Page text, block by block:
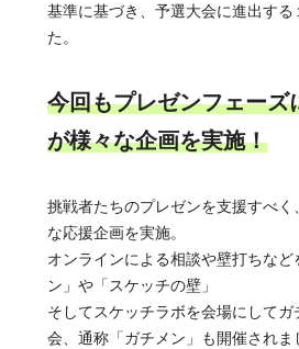
基準に基づき、予選大会に進出する
た。
今回もプレゼンフェーズ
が様々な企画を実施！
挑戦者たちのプレゼンを支援すべく
な応援企画を実施。
オンラインによる相談や壁打ちなど
ン」や「スケッチの壁」
そしてスケッチラボを会場にして
会、通称「ガチメン」も開催されま